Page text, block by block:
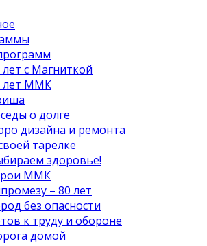
лет с Магниткой
лет ММК
о долге
дизайна и ремонта
тарелке
здоровье!
ММК
– 80 лет
без опасности
к труду и обороне
домой